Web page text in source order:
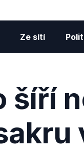
Ze sítí
šíří